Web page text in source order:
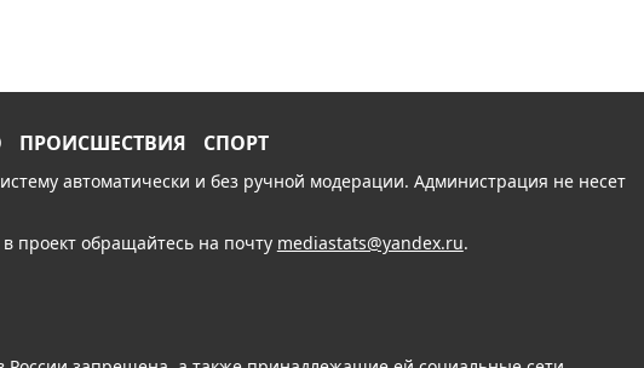
ПРОИСШЕСТВИЯ СПОРТ
автоматически и без ручной модерации. Администрация не несет
проект обращайтесь на почту mediastats@yandex.ru.